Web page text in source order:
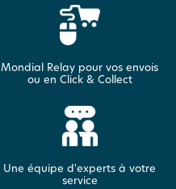
Mondial Relay pour vos envois
ou en Click & Collect
Une équipe d'experts à votre
service